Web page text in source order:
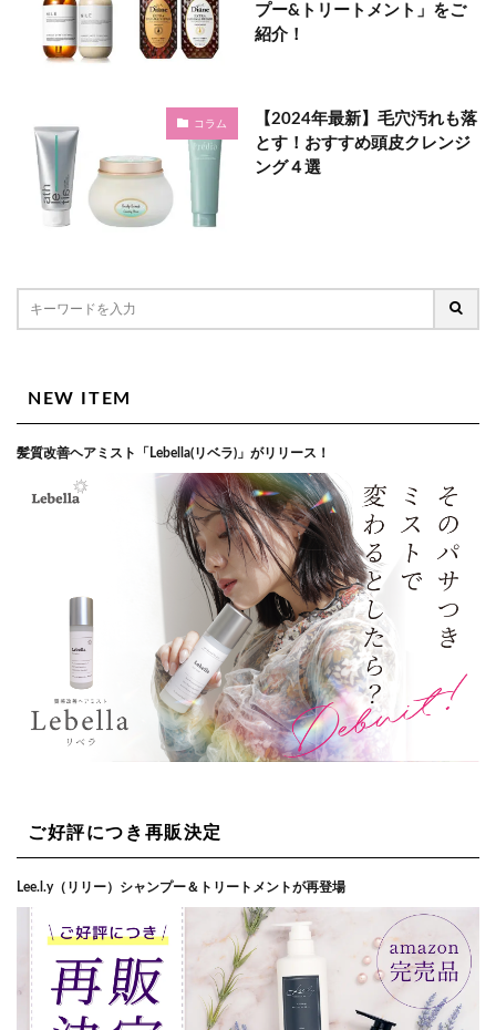
プー&トリートメント」をご
紹介！
コラム
【2024年最新】毛穴汚れも落
とす！おすすめ頭皮クレンジ
ング４選
NEW ITEM
髪質改善ヘアミスト「Lebella(リベラ)」がリリース！
ご好評につき再販決定
Lee.l.y（リリー）シャンプー＆トリートメントが再登場